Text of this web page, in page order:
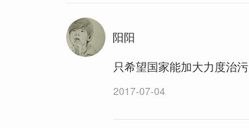
阳阳
只希望国家能加大力度治污
2017-07-04